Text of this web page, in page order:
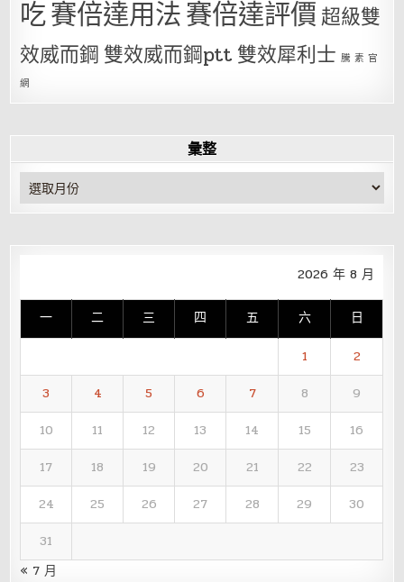
吃賽倍達用法賽倍達評價超級雙
效威而鋼 雙效威而鋼ptt 雙效犀利士 騰 素 官
網
彙整
彙
整
2026 年 8 月
一 二 三 四 五 六 日
1
2
3
4 5 6 7 8
9
10
11 12 13 14 15
16
17
18 19 20 21 22
23
24
25 26 27 28 29
30
31
« 7 月